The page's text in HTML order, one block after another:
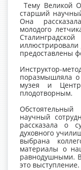
Тему Великой
старший
Она
молодого
предоставлены
Инструктор-
поразмышляла о
музея и
плодотворным.
научный
рассказала о
духовного
выбрана
материалы о
равнодушными.
это выступление.